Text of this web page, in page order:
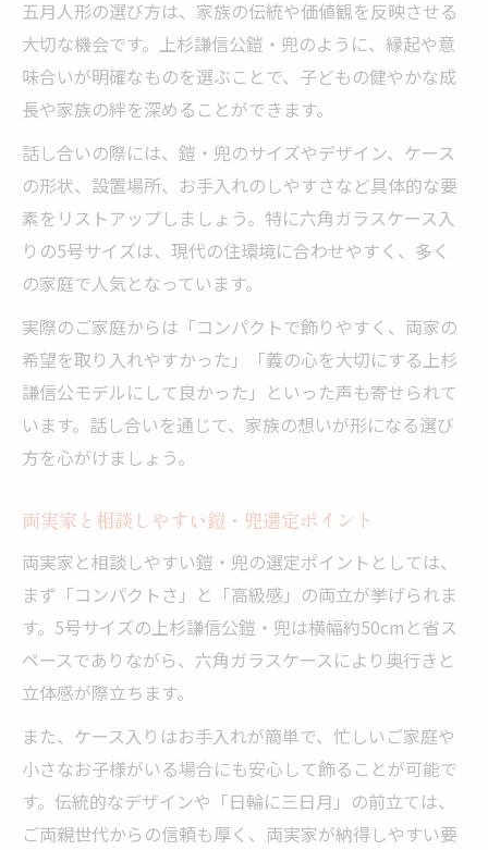
五月人形の選び方は、家族の伝統や価値観を反映させる
大切な機会です。上杉謙信公鎧・兜のように、縁起や意
味合いが明確なものを選ぶことで、子どもの健やかな成
長や家族の絆を深めることができます。
話し合いの際には、鎧・兜のサイズやデザイン、ケース
の形状、設置場所、お手入れのしやすさなど具体的な要
素をリストアップしましょう。特に六角ガラスケース入
りの5号サイズは、現代の住環境に合わせやすく、多く
の家庭で人気となっています。
実際のご家庭からは「コンパクトで飾りやすく、両家の
希望を取り入れやすかった」「義の心を大切にする上杉
謙信公モデルにして良かった」といった声も寄せられて
います。話し合いを通じて、家族の想いが形になる選び
方を心がけましょう。
両実家と相談しやすい鎧・兜選定ポイント
両実家と相談しやすい鎧・兜の選定ポイントとしては、
まず「コンパクトさ」と「高級感」の両立が挙げられま
す。5号サイズの上杉謙信公鎧・兜は横幅約50cmと省ス
ペースでありながら、六角ガラスケースにより奥行きと
立体感が際立ちます。
また、ケース入りはお手入れが簡単で、忙しいご家庭や
小さなお子様がいる場合にも安心して飾ることが可能で
す。伝統的なデザインや「日輪に三日月」の前立ては、
ご両親世代からの信頼も厚く、両実家が納得しやすい要